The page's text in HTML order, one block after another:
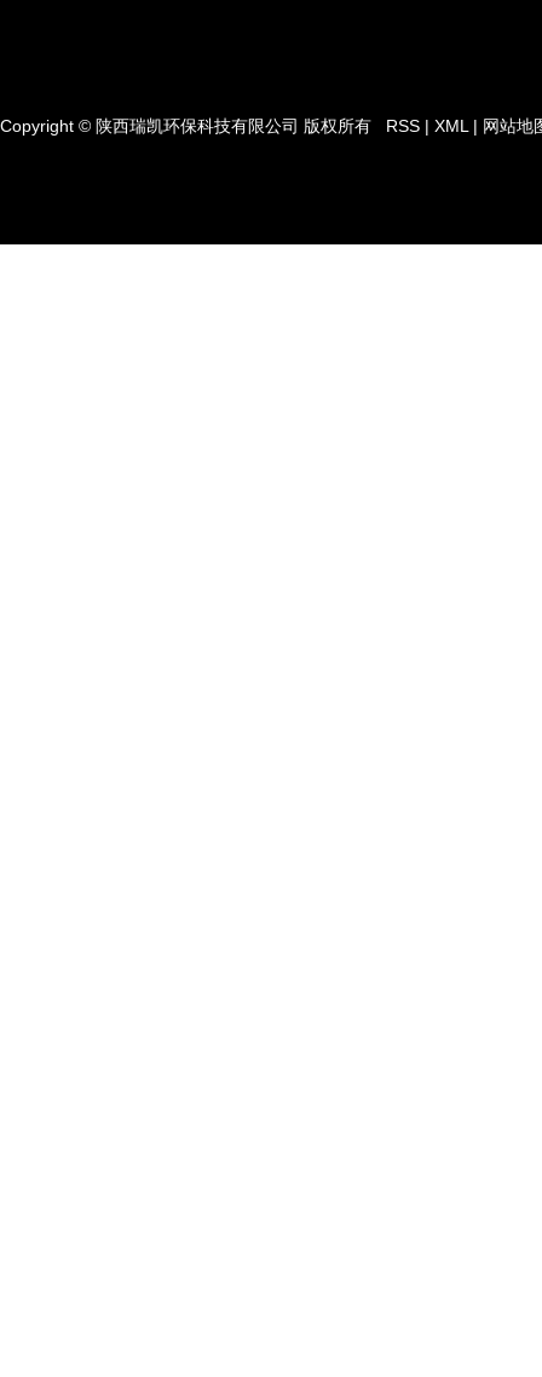
Copyright © 陕西瑞凯环保科技有限公司 版权所有 RSS | XML | 网站地